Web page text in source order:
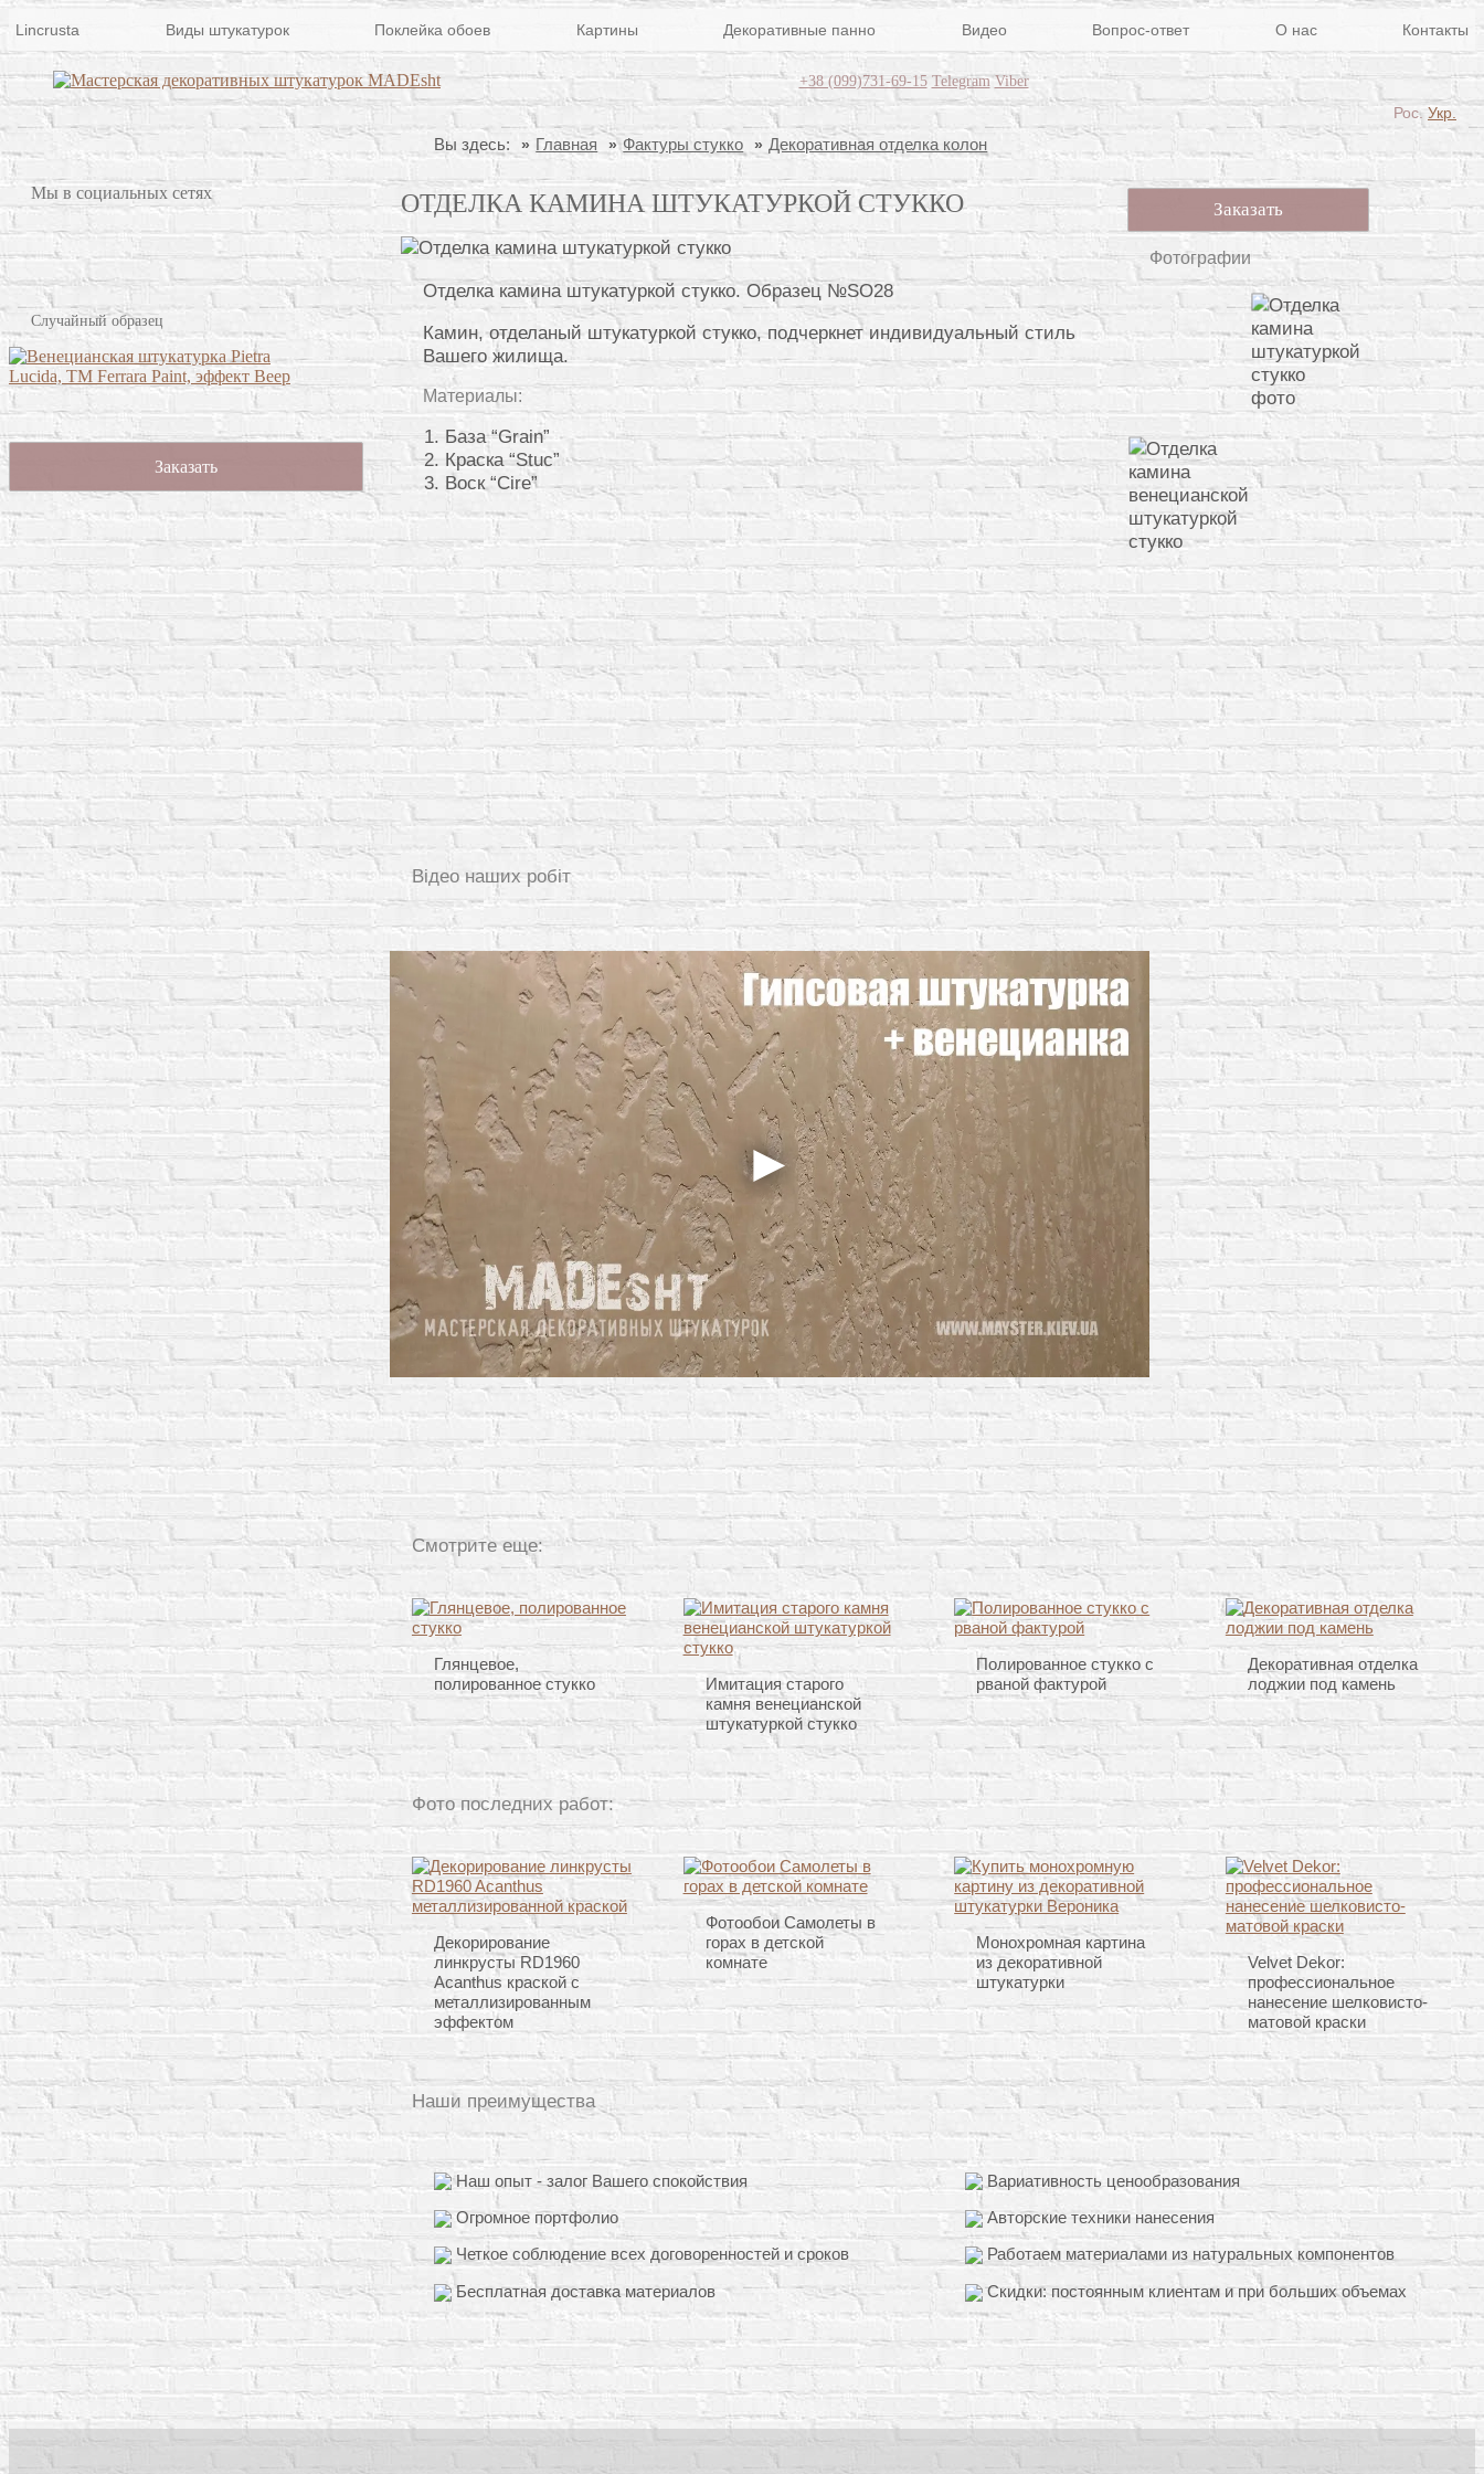
Lincrusta Виды штукатурок Поклейка обоев Картины Декоративные панно Видео Вопрос-ответ О нас Контакты
+38 (099)731-69-15 Telegram Viber
Вы здесь: Главная Фактуры стукко Декоративная отделка колон
ОТДЕЛКА КАМИНА ШТУКАТУРКОЙ СТУККО
Отделка камина штукатуркой стукко. Образец №SO28
Камин, отделаный штукатуркой стукко, подчеркнет индивидуальный стиль
Вашего жилища.
Материалы:
База “Grain”
Краска “Stuc”
Воск “Cire”
Заказать
Фотографии
Відео наших робіт
Смотрите еще:
Глянцевое,
полированное стукко
Имитация старого
камня венецианской
штукатуркой стукко
Полированное стукко с
рваной фактурой
Декоративная отделка
лоджии под камень
Фото последних работ:
Декорирование
линкрусты RD1960
Acanthus краской с
металлизированным
эффектом
Фотообои Самолеты в
горах в детской
комнате
Монохромная картина
из декоративной
штукатурки
Velvet Dekor:
профессиональное
нанесение шелковисто-
матовой краски
Наши преимущества
Наш опыт - залог Вашего спокойствия
Огромное портфолио
Четкое соблюдение всех договоренностей и сроков
Бесплатная доставка материалов
Вариативность ценообразования
Авторские техники нанесения
Работаем материалами из натуральных компонентов
Скидки: постоянным клиентам и при больших объемах
Мы в социальных сетях
Случайный образец
Заказать
Рос. Укр.